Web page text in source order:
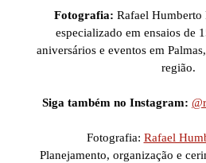
Fotografia: Rafael Humberto
especializado em ensaios de
aniversários e eventos em
região.
Siga também no Instagram:
Fotografia: Rafael
Planejamento, organização e